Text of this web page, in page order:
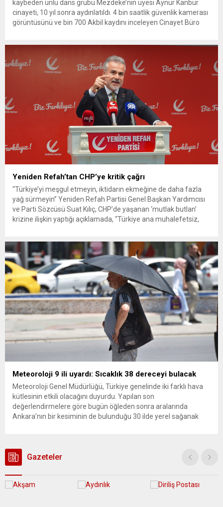
kaybeden ünlü dans grubu Mezdeke’nin üyesi Aynur Kanbur
cinayeti, 10 yıl sonra aydınlatıldı. 4 bin saatlik güvenlik kamerası
görüntüsünü ve bin 700 Akbil kaydını inceleyen Cinayet Büro
Yeniden Refah’tan CHP’ye kritik çağrı
“Türkiye’yi meşgul etmeyin, iktidarın ekmeğine de daha fazla
yağ sürmeyin” Yeniden Refah Partisi Genel Başkan Yardımcısı
ve Parti Sözcüsü Suat Kılıç, CHP’de yaşanan ‘mutlak butlan’
krizine ilişkin yaptığı açıklamada, “Türkiye ana muhalefetsiz,
olun. Türkiye’yi...
Meteoroloji 9 ili uyardı: Sıcaklık 38 dereceyi bulacak
Meteoroloji Genel Müdürlüğü, Türkiye genelinde iki farklı hava
kütlesinin etkili olacağını duyurdu. Yapılan son
değerlendirmelere göre bugün öğleden sonra aralarında
Ankara’nın bir kesiminin de bulunduğu 30 ilde yerel sağanak
Gazeteler